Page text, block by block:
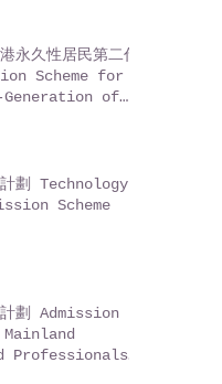
永久性居民第二代
Scheme for
Generation of
計劃 Technology
Scheme
計劃 Admission
Professionals